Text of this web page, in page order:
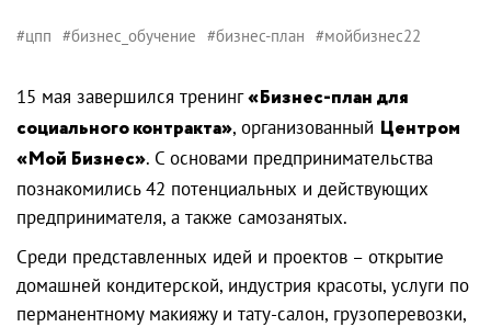
#цпп #бизнес_обучение #бизнес-план #мойбизнес22
15 мая завершился тренинг«Бизнес-план для
социального контракта», организованный Центром
«Мой Бизнес». С основами предпринимательства
познакомились 42 потенциальных и действующих
предпринимателя, а также самозанятых.
Среди представленных идей и проектов – открытие
домашней кондитерской, индустрия красоты, услуги по
перманентному макияжу и тату-салон, грузоперевозки,